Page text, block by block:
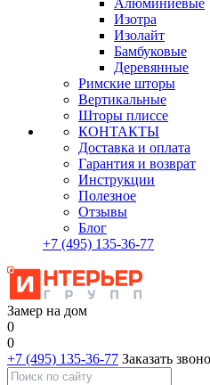
Алюминиевые
Изотра
Изолайт
Бамбуковые
Деревянные
Римские шторы
Вертикальные
Шторы плиссе
КОНТАКТЫ
Доставка и оплата
Гарантия и возврат
Инструкции
Полезное
Отзывы
Блог
+7 (495) 135-36-77
Замер на дом
0
0
+7 (495) 135-36-77 Заказать